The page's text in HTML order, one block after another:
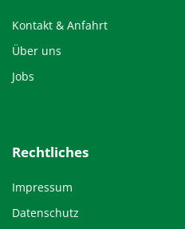
Kontakt & Anfahrt
Über uns
Jobs
Rechtliches
Impressum
Datenschutz